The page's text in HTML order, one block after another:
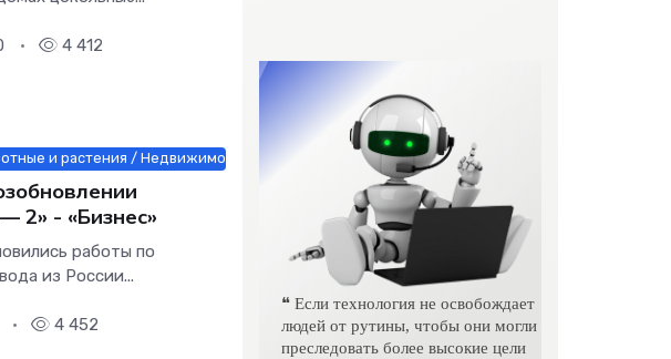
4 412
и растения / Недвижимость / Оборудование / Работа и образование / Строй
2» - «Бизнес»
работы по
из России...
4 452
❝ Если технология не освобождает
людей от рутины, чтобы они могли
преследовать более высокие цели